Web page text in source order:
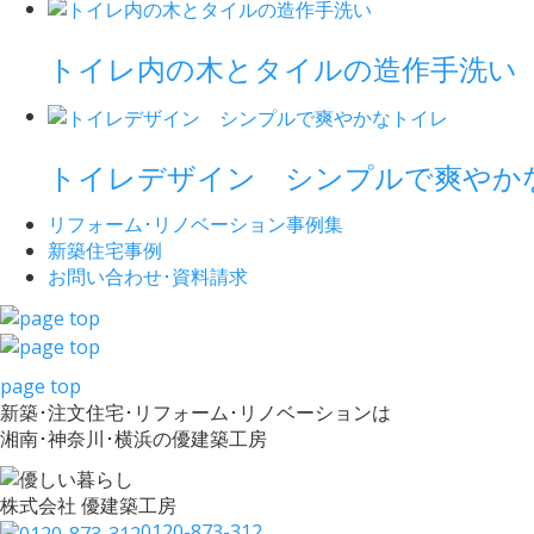
トイレ内の木とタイルの造作手洗い
トイレデザイン シンプルで爽やか
リフォーム･ リノベーション事例集
新築住宅事例
お問い合わせ･資料請求
page top
新築･注文住宅･リフォーム･リノベーションは
湘南･神奈川･横浜の優建築工房
株式会社 優建築工房